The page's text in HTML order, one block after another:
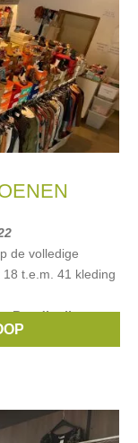
de volledige
t.e.m. 41 kleding
,Rondinella,